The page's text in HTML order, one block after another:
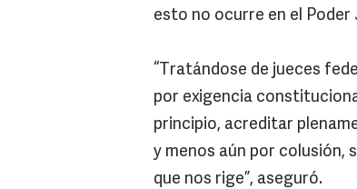
esto no ocurre en el Poder
“Tratándose de jueces
por exigencia
principio, acreditar
y menos aún por colusión,
que nos rige”, aseguró.